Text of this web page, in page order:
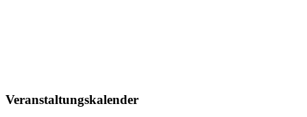
Veranstaltungskalender